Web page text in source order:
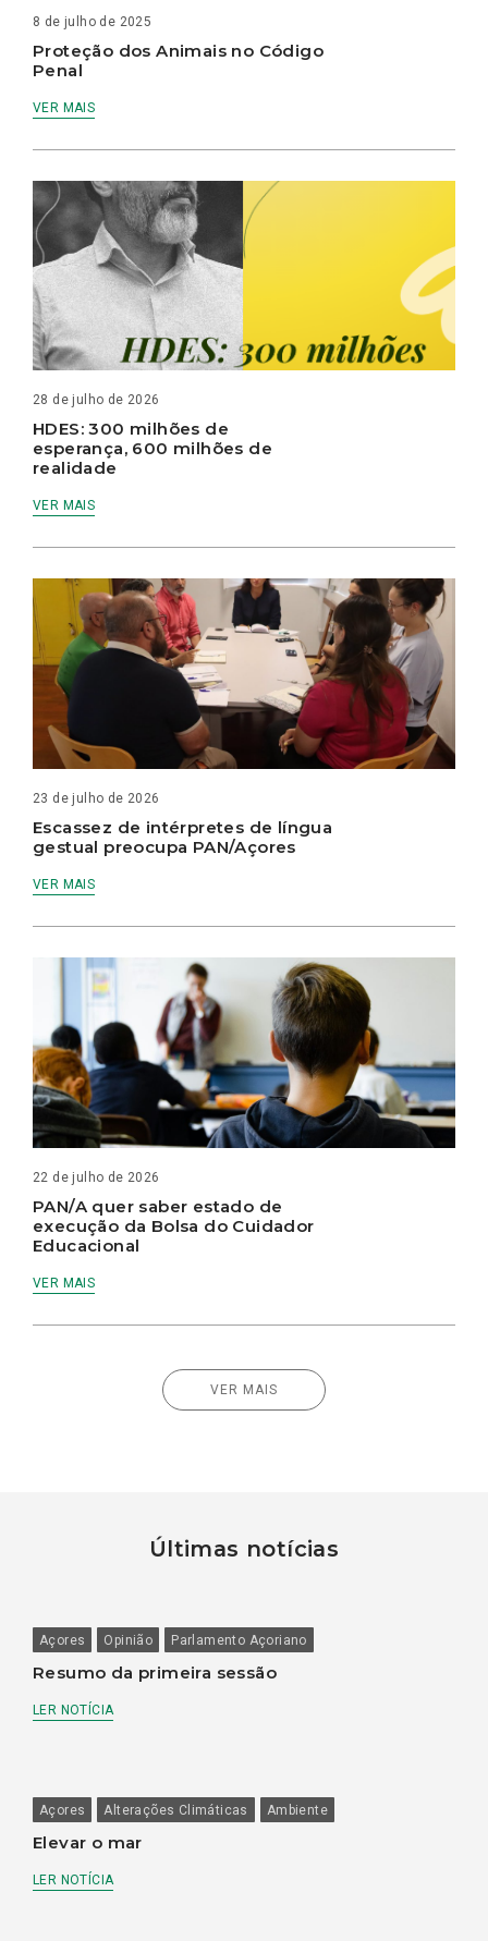
8 de julho de 2025
Proteção dos Animais no Código
Penal
VER MAIS
28 de julho de 2026
HDES: 300 milhões de
esperança, 600 milhões de
realidade
VER MAIS
23 de julho de 2026
Escassez de intérpretes de língua
gestual preocupa PAN/Açores
VER MAIS
22 de julho de 2026
PAN/A quer saber estado de
execução da Bolsa do Cuidador
Educacional
VER MAIS
VER MAIS
Últimas notícias
Açores Opinião Parlamento Açoriano
Resumo da primeira sessão
LER NOTÍCIA
Açores Alterações Climáticas Ambiente
Elevar o mar
LER NOTÍCIA